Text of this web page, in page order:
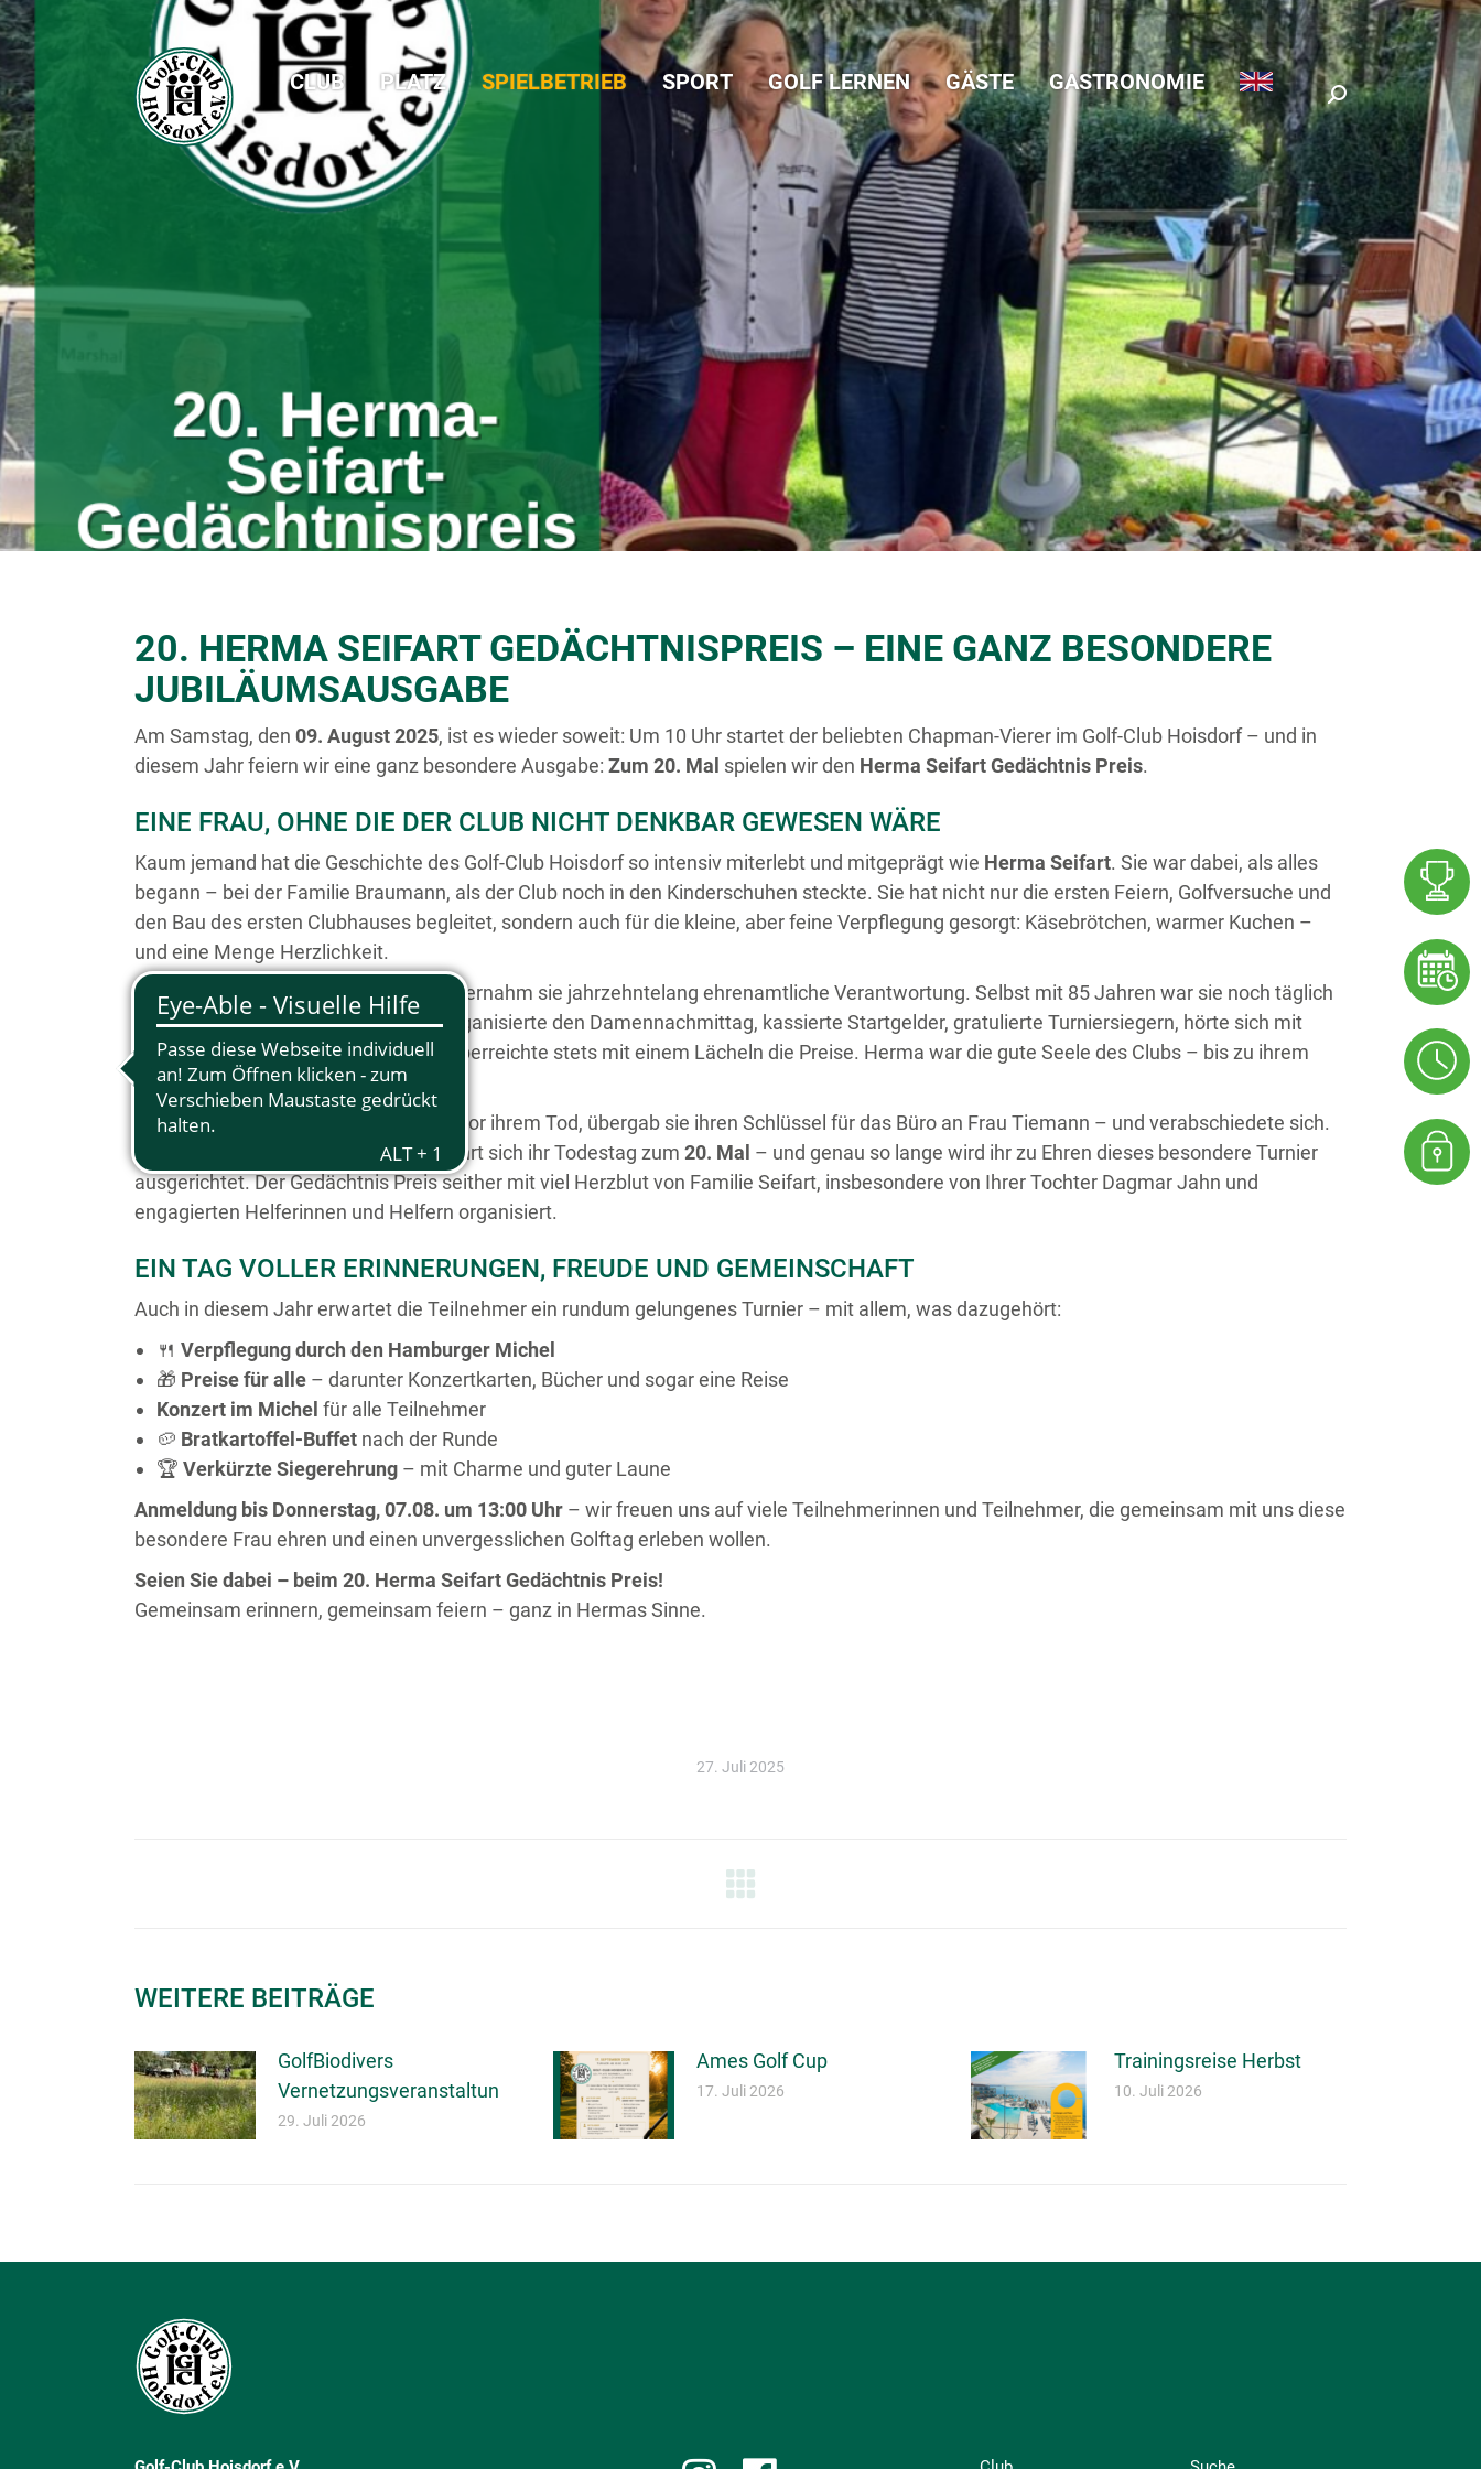
CLUB PLATZ SPIELBETRIEB SPORT GOLF LERNEN GÄSTE GASTRONOMIE
Search:
20. HERMA SEIFART GEDÄCHTNISPREIS – EINE GANZ BESONDERE
JUBILÄUMSAUSGABE
Am Samstag, den 09. August 2025, ist es wieder soweit: Um 10 Uhr startet der beliebten Chapman-Vierer im Golf-Club Hoisdorf – und in
diesem Jahr feiern wir eine ganz besondere Ausgabe: Zum 20. Mal spielen wir den Herma Seifart Gedächtnis Preis.
EINE FRAU, OHNE DIE DER CLUB NICHT DENKBAR GEWESEN WÄRE
Kaum jemand hat die Geschichte des Golf-Club Hoisdorf so intensiv miterlebt und mitgeprägt wie Herma Seifart. Sie war dabei, als alles
begann – bei der Familie Braumann, als der Club noch in den Kinderschuhen steckte. Sie hat nicht nur die ersten Feiern, Golfversuche und
den Bau des ersten Clubhauses begleitet, sondern auch für die kleine, aber feine Verpflegung gesorgt: Käsebrötchen, warmer Kuchen –
und eine Menge Herzlichkeit.
Als erste Ladies-Captain des Clubs übernahm sie jahrzehntelang ehrenamtliche Verantwortung. Selbst mit 85 Jahren war sie noch täglich
im Clubsekretariat anzutreffen: Sie organisierte den Damennachmittag, kassierte Startgelder, gratulierte Turniersiegern, hörte sich mit
Begeisterung Scorekarten an – und überreichte stets mit einem Lächeln die Preise. Herma war die gute Seele des Clubs – bis zu ihrem
letzten Tag.
Im Januar 2005, nur wenige Wochen vor ihrem Tod, übergab sie ihren Schlüssel für das Büro an Frau Tiemann – und verabschiedete sich.
Im Februar 2005 verstarb sie. 2025 jährt sich ihr Todestag zum 20. Mal – und genau so lange wird ihr zu Ehren dieses besondere Turnier
ausgerichtet. Der Gedächtnis Preis seither mit viel Herzblut von Familie Seifart, insbesondere von Ihrer Tochter Dagmar Jahn und
engagierten Helferinnen und Helfern organisiert.
EIN TAG VOLLER ERINNERUNGEN, FREUDE UND GEMEINSCHAFT
Auch in diesem Jahr erwartet die Teilnehmer ein rundum gelungenes Turnier – mit allem, was dazugehört:
🍴 Verpflegung durch den Hamburger Michel
🎁 Preise für alle – darunter Konzertkarten, Bücher und sogar eine Reise
Konzert im Michel für alle Teilnehmer
🥔 Bratkartoffel-Buffet nach der Runde
🏆 Verkürzte Siegerehrung – mit Charme und guter Laune
Anmeldung bis Donnerstag, 07.08. um 13:00 Uhr – wir freuen uns auf viele Teilnehmerinnen und Teilnehmer, die gemeinsam mit uns diese
besondere Frau ehren und einen unvergesslichen Golftag erleben wollen.
Seien Sie dabei – beim 20. Herma Seifart Gedächtnis Preis!
Gemeinsam erinnern, gemeinsam feiern – ganz in Hermas Sinne.
27. Juli 2025
WEITERE BEITRÄGE
GolfBiodivers
Vernetzungsveranstaltung
29. Juli 2026
Ames Golf Cup
17. Juli 2026
Trainingsreise Herbst
10. Juli 2026